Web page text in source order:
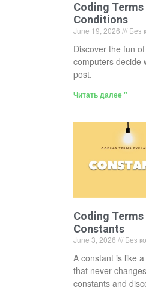
Coding
Conditions
June 19, 2026 Без
Discover the fun
computers decide
post.
Читать далее "
Coding
Constants
June 3, 2026 Без
A constant is like
that never
constants and